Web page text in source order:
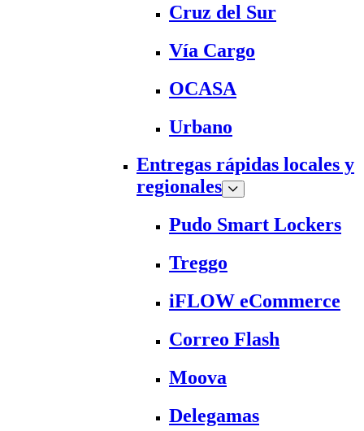
Cruz del Sur
Vía Cargo
OCASA
Urbano
Entregas rápidas locales y
regionales
Pudo Smart Lockers
Treggo
iFLOW eCommerce
Correo Flash
Moova
Delegamas